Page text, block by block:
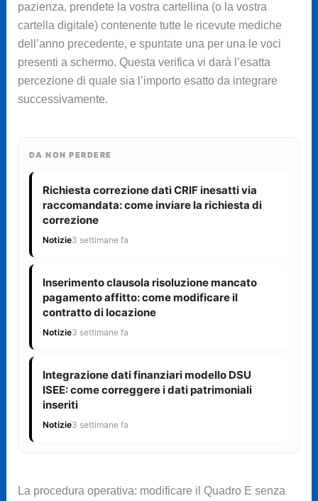
pazienza, prendete la vostra cartellina (o la vostra
cartella digitale) contenente tutte le ricevute mediche
dell’anno precedente, e spuntate una per una le voci
presenti a schermo. Questa verifica vi darà l’esatta
percezione di quale sia l’importo esatto da integrare
successivamente.
DA NON PERDERE
Richiesta correzione dati CRIF inesatti via
raccomandata: come inviare la richiesta di
correzione
Notizie3 settimane fa
Inserimento clausola risoluzione mancato
pagamento affitto: come modificare il
contratto di locazione
Notizie3 settimane fa
Integrazione dati finanziari modello DSU
ISEE: come correggere i dati patrimoniali
inseriti
Notizie3 settimane fa
La procedura operativa: modificare il Quadro E senza